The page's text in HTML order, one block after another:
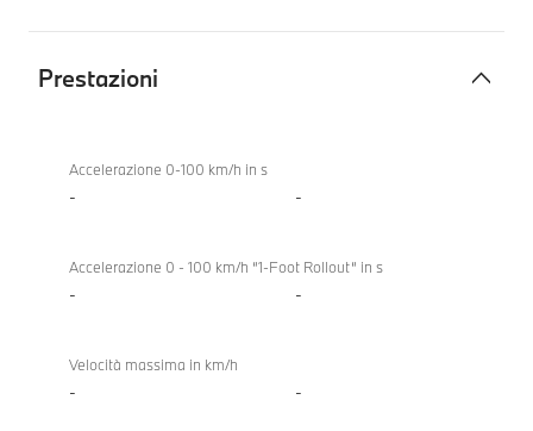
Prestazioni
Accelerazione 0-100 km/h in s
- -
Accelerazione 0 - 100 km/h “1-Foot Rollout“ in s
- -
Velocità massima in km/h
- -